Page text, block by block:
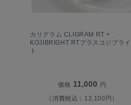
カリグラム CLIGRAM RT +
KOJIBRIGHT RTプラスコジブライ
ト
価格 11,000 円
（消費税込：12,100円）